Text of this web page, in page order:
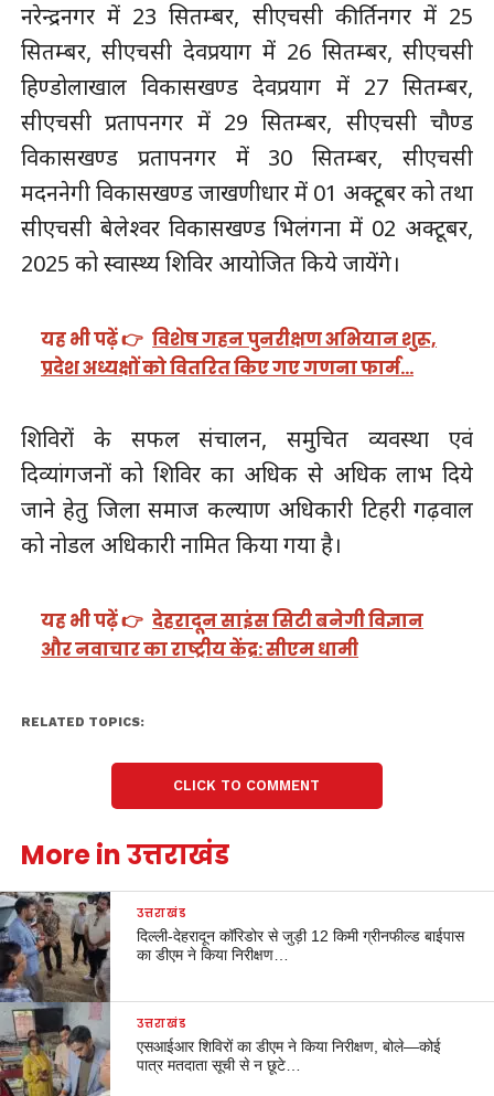
नरेन्द्रनगर में 23 सितम्बर, सीएचसी कीर्तिनगर में 25
सितम्बर, सीएचसी देवप्रयाग में 26 सितम्बर, सीएचसी
हिण्डोलाखाल विकासखण्ड देवप्रयाग में 27 सितम्बर,
सीएचसी प्रतापनगर में 29 सितम्बर, सीएचसी चौण्ड
विकासखण्ड प्रतापनगर में 30 सितम्बर, सीएचसी
मदननेगी विकासखण्ड जाखणीधार में 01 अक्टूबर को तथा
सीएचसी बेलेश्वर विकासखण्ड भिलंगना में 02 अक्टूबर,
2025 को स्वास्थ्य शिविर आयोजित किये जायेंगे।
यह भी पढ़ें 👉 विशेष गहन पुनरीक्षण अभियान शुरू,
प्रदेश अध्यक्षों को वितरित किए गए गणना फार्म…
शिविरों के सफल संचालन, समुचित व्यवस्था एवं
दिव्यांगजनों को शिविर का अधिक से अधिक लाभ दिये
जाने हेतु जिला समाज कल्याण अधिकारी टिहरी गढ़वाल
को नोडल अधिकारी नामित किया गया है।
यह भी पढ़ें 👉 देहरादून साइंस सिटी बनेगी विज्ञान
और नवाचार का राष्ट्रीय केंद्र: सीएम धामी
RELATED TOPICS:
CLICK TO COMMENT
More in उत्तराखंड
उत्तराखंड
दिल्ली-देहरादून कॉरिडोर से जुड़ी 12 किमी ग्रीनफील्ड बाईपास
का डीएम ने किया निरीक्षण…
उत्तराखंड
एसआईआर शिविरों का डीएम ने किया निरीक्षण, बोले—कोई
पात्र मतदाता सूची से न छूटे…